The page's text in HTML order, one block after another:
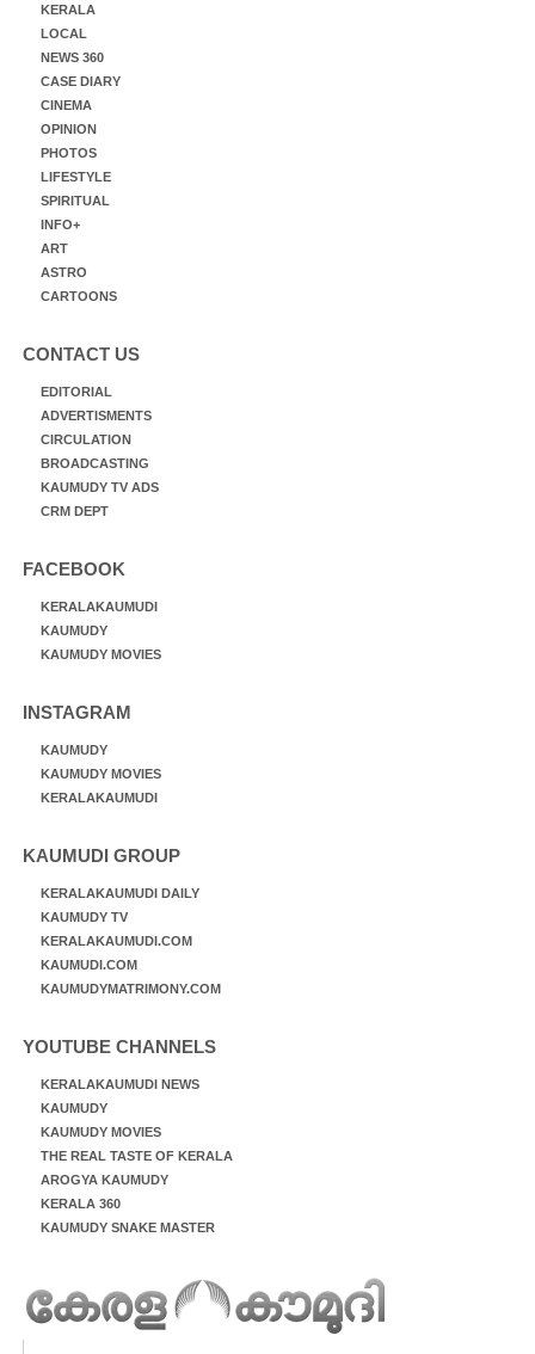
KERALA
LOCAL
NEWS 360
CASE DIARY
CINEMA
OPINION
PHOTOS
LIFESTYLE
SPIRITUAL
INFO+
ART
ASTRO
CARTOONS
CONTACT US
EDITORIAL
ADVERTISMENTS
CIRCULATION
BROADCASTING
KAUMUDY TV ADS
CRM DEPT
FACEBOOK
KERALAKAUMUDI
KAUMUDY
KAUMUDY MOVIES
INSTAGRAM
KAUMUDY
KAUMUDY MOVIES
KERALAKAUMUDI
KAUMUDI GROUP
KERALAKAUMUDI DAILY
KAUMUDY TV
KERALAKAUMUDI.COM
KAUMUDI.COM
KAUMUDYMATRIMONY.COM
YOUTUBE CHANNELS
KERALAKAUMUDI NEWS
KAUMUDY
KAUMUDY MOVIES
THE REAL TASTE OF KERALA
AROGYA KAUMUDY
KERALA 360
KAUMUDY SNAKE MASTER